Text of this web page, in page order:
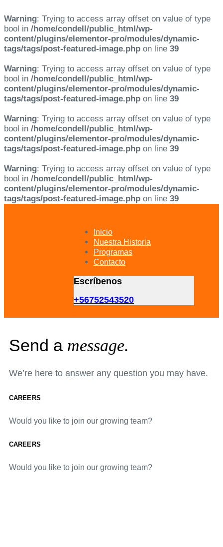
Warning: Trying to access array offset on value of type
bool in /home/condell/public_html/wp-
content/plugins/elementor-pro/modules/dynamic-
tags/tags/post-featured-image.php on line 39
Warning: Trying to access array offset on value of type
bool in /home/condell/public_html/wp-
content/plugins/elementor-pro/modules/dynamic-
tags/tags/post-featured-image.php on line 39
Warning: Trying to access array offset on value of type
bool in /home/condell/public_html/wp-
content/plugins/elementor-pro/modules/dynamic-
tags/tags/post-featured-image.php on line 39
Warning: Trying to access array offset on value of type
bool in /home/condell/public_html/wp-
content/plugins/elementor-pro/modules/dynamic-
tags/tags/post-featured-image.php on line 39
Inicio
Nuestra Historia
Programas
Contacto
Escríbenos
+56752543520
Send a message.
We’re here to answer any question you may have.
CAREERS
Would you like to join our growing team?
CAREERS
Would you like to join our growing team?